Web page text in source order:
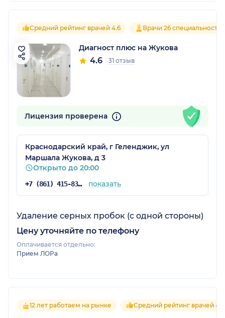
Средний рейтинг врачей 4.6 Врачи 26 специальностей
Диагност плюс на Жукова
4.6 31 отзыв
Лицензия проверена
Краснодарский край, г Геленджик, ул
Маршала Жукова, д 3
Открыто до 20:00
+7 (861) 415-83-83 показать
Удаление серных пробок (с одной стороны)
Цену уточняйте по телефону
Оплачивается отдельно:
Прием ЛОРа
12 лет работаем на рынке Средний рейтинг врачей 4.6